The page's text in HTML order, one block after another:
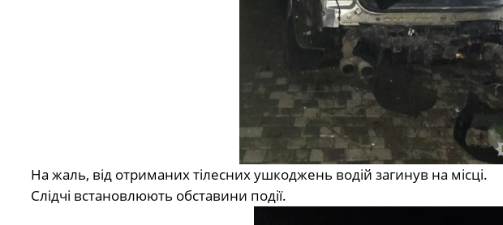
На жаль, від отриманих тілесних ушкоджень водій загинув на місці.
Слідчі встановлюють обставини події.